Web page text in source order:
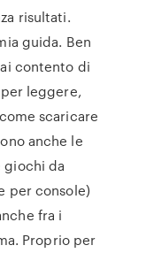
risultati.
guida. Ben
contento di
leggere,
scaricare
anche le
giochi da
per console)
fra i
Proprio per